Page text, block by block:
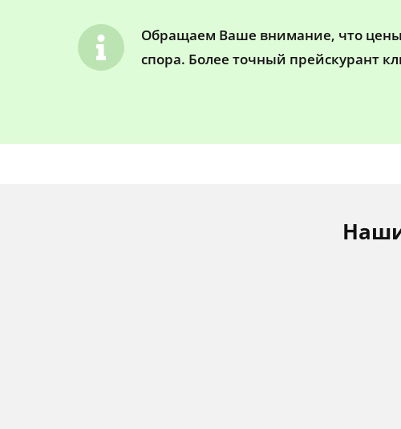
Обращаем Ваше внимание, что цены
спора. Более точный прейскурант